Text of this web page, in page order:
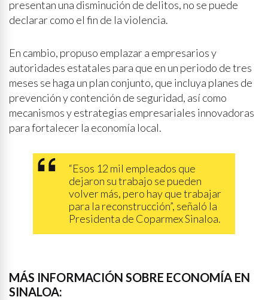
presentan una disminución de delitos, no se puede
declarar como el fin de la violencia.
En cambio, propuso emplazar a empresarios y
autoridades estatales para que en un periodo de tres
meses se haga un plan conjunto, que incluya planes de
prevención y contención de seguridad, así como
mecanismos y estrategias empresariales innovadoras
para fortalecer la economía local.
“Esos 12 mil empleados que
dejaron su trabajo se pueden
volver más, pero hay que trabajar
para la reconstrucción”, señaló la
Presidenta de Coparmex Sinaloa.
MÁS INFORMACIÓN SOBRE ECONOMÍA EN
SINALOA: